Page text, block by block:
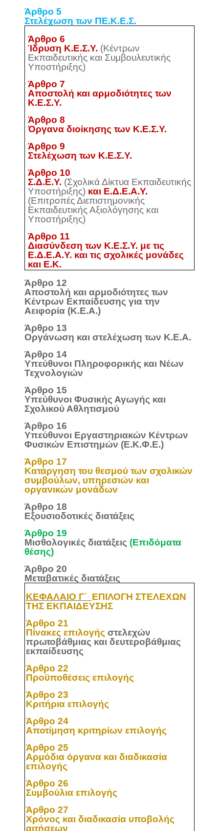
Άρθρο 5
Στελέχωση των ΠΕ.Κ.Ε.Σ.
Άρθρο 6
Ίδρυση Κ.Ε.Σ.Υ. (Κέντρων
Εκπαιδευτικής και Συμβουλευτικής
Υποστήριξης)
Άρθρο 7
Αποστολή και αρμοδιότητες των
Κ.Ε.Σ.Υ.
Άρθρο 8
Όργανα διοίκησης των Κ.Ε.Σ.Υ.
Άρθρο 9
Στελέχωση των Κ.Ε.Σ.Υ.
Άρθρο 10
Σ.Δ.Ε.Υ. (Σχολικά Δίκτυα Εκπαιδευτικής
Υποστήριξης) και Ε.Δ.Ε.Α.Υ.
(Επιτροπές Διεπιστημονικής
Εκπαιδευτικής Αξιολόγησης και
Υποστήριξης)
Άρθρο 11
Διασύνδεση των Κ.Ε.Σ.Υ. με τις
Ε.Δ.Ε.Α.Υ. και τις σχολικές μονάδες
και Ε.Κ.
Άρθρο 12
Αποστολή και αρμοδιότητες των
Κέντρων Εκπαίδευσης για την
Αειφορία (Κ.Ε.Α.)
Άρθρο 13
Οργάνωση και στελέχωση των Κ.Ε.Α.
Άρθρο 14
Υπεύθυνοι Πληροφορικής και Νέων
Τεχνολογιών
Άρθρο 15
Υπεύθυνοι Φυσικής Αγωγής και
Σχολικού Αθλητισμού
Άρθρο 16
Υπεύθυνοι Εργαστηριακών Κέντρων
Φυσικών Επιστημών (Ε.Κ.Φ.Ε.)
Άρθρο 17
Κατάργηση του θεσμού των σχολικών
συμβούλων, υπηρεσιών και
οργανικών μονάδων
Άρθρο 18
Εξουσιοδοτικές διατάξεις
Άρθρο 19
Μισθολογικές διατάξεις (Επιδόματα
θέσης)
Άρθρο 20
Μεταβατικές διατάξεις
ΚΕΦΑΛΑΙΟ Γ΄ ΕΠΙΛΟΓΗ ΣΤΕΛΕΧΩΝ
ΤΗΣ ΕΚΠΑΙΔΕΥΣΗΣ
Άρθρο 21
Πίνακες επιλογής στελεχών
πρωτοβάθμιας και δευτεροβάθμιας
εκπαίδευσης
Άρθρο 22
Προϋποθέσεις επιλογής
Άρθρο 23
Κριτήρια επιλογής
Άρθρο 24
Αποτίμηση κριτηρίων επιλογής
Άρθρο 25
Αρμόδια όργανα και διαδικασία
επιλογής
Άρθρο 26
Συμβούλια επιλογής
Άρθρο 27
Χρόνος και διαδικασία υποβολής
αιτήσεων